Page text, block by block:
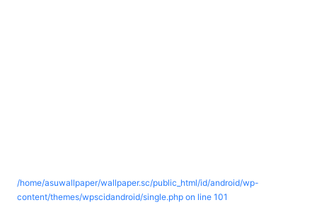
/home/asuwallpaper/wallpaper.sc/public_html/id/android/wp-
content/themes/wpscidandroid/single.php on line 101